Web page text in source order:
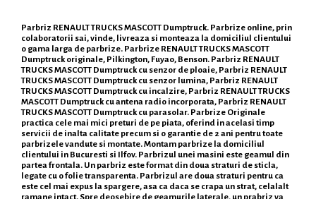
Parbriz RENAULT TRUCKS MASCOTT Dumptruck. Parbrize online, prin
colaboratorii sai, vinde, livreaza si monteaza la domiciliul clientului
o gama larga de parbrize. Parbrize RENAULT TRUCKS MASCOTT
Dumptruck originale, Pilkington, Fuyao, Benson. Parbriz RENAULT
TRUCKS MASCOTT Dumptruck cu senzor de ploaie, Parbriz RENAULT
TRUCKS MASCOTT Dumptruck cu senzor lumina, Parbriz RENAULT
TRUCKS MASCOTT Dumptruck cu incalzire, Parbriz RENAULT TRUCKS
MASCOTT Dumptruck cu antena radio incorporata, Parbriz RENAULT
TRUCKS MASCOTT Dumptruck cu parasolar. Parbrize Originale
practica cele mai mici preturi de pe piata, oferind in acelasi timp
servicii de inalta calitate precum si o garantie de 2 ani pentru toate
parbrizele vandute si montate. Montam parbrize la domiciliul
clientului in Bucuresti si Ilfov. Parbrizul unei masini este geamul din
partea frontala. Un parbriz este format din doua straturi de sticla,
legate cu o folie transparenta. Parbrizul are doua straturi pentru ca
este cel mai expus la spargere, asa ca daca se crapa un strat, celalalt
ramane intact. Spre deosebire de geamurile laterale, un prabriz va